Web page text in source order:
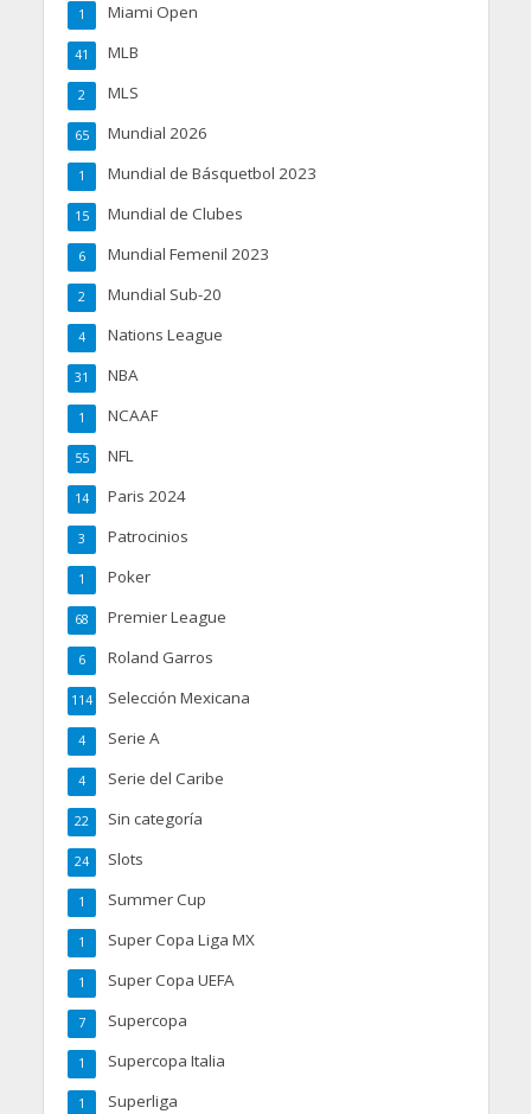
Miami Open
1
MLB
41
MLS
2
Mundial 2026
65
Mundial de Básquetbol 2023
1
Mundial de Clubes
15
Mundial Femenil 2023
6
Mundial Sub-20
2
Nations League
4
NBA
31
NCAAF
1
NFL
55
Paris 2024
14
Patrocinios
3
Poker
1
Premier League
68
Roland Garros
6
Selección Mexicana
114
Serie A
4
Serie del Caribe
4
Sin categoría
22
Slots
24
Summer Cup
1
Super Copa Liga MX
1
Super Copa UEFA
1
Supercopa
7
Supercopa Italia
1
Superliga
1